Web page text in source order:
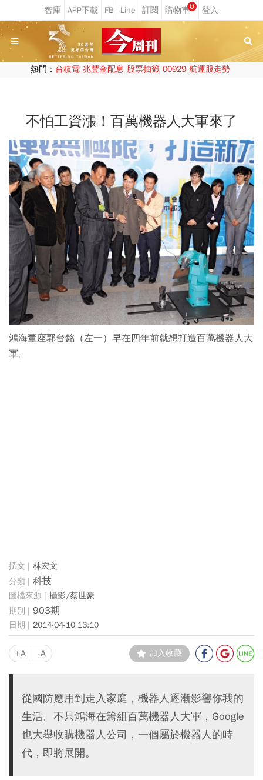
0
熱門： 台積電 兆豐金配息 股票抽籤 00929 航運股走勢
不怕工資漲！百萬機器人大軍來了
鴻海董座郭台銘（左一）早在四年前就想打造百萬機器人大
軍。
林宏文
科技
攝影/蔡世豪
903期
2014-04-10 13:10
+A -A 加入收藏
從國防應用到走入家庭，機器人逐漸影響你我的
生活。不只鴻海在籌組百萬機器人大軍，Google
也大舉收購機器人公司，一個屬於機器人的時
代，即將展開。